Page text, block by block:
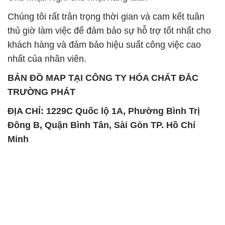
Chúng tôi rất trân trọng thời gian và cam kết tuân
thủ giờ làm việc để đảm bảo sự hỗ trợ tốt nhất cho
khách hàng và đảm bảo hiệu suất công việc cao
nhất của nhân viên.
BẢN ĐỒ MAP TẠI CÔNG TY HÓA CHẤT ĐẮC
TRƯỜNG PHÁT
ĐỊA CHỈ: 1229C Quốc lộ 1A, Phường Bình Trị
Đông B, Quận Bình Tân, Sài Gòn TP. Hồ Chí
Minh